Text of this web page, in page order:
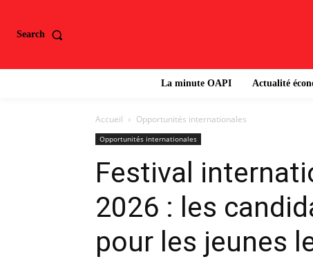
Search
La minute OAPI Actualité
Accueil Opportunités internationales
Opportunités internationales
Festival
2026 : les
pour les jeunes